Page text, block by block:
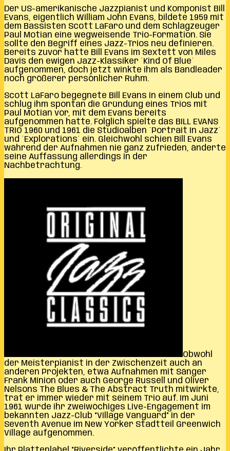
Der US-amerikanische Jazzpianist und Komponist Bill
Evans, eigentlich William John Evans, bildete 1959 mit
dem Bassisten Scott LaFaro und dem Schlagzeuger
Paul Motian eine wegweisende Trio-Formation. Sie
sollte den Begriff eines Jazz-Trios neu definieren.
Bereits zuvor hatte Bill Evans im Sextett von Miles
Davis den ewigen Jazz-Klassiker ´Kind Of Blue´
aufgenommen, doch jetzt winkte ihm als Bandleader
noch größerer persönlicher Ruhm.
Scott LaFaro begegnete Bill Evans in einem Club und
schlug ihm spontan die Gründung eines Trios mit
Paul Motian vor, mit dem Evans bereits
aufgenommen hatte. Folglich spielte das BILL EVANS
TRIO 1960 und 1961 die Studioalben ´Portrait In Jazz´
und ´Explorations´ ein. Gleichwohl schien Bill Evans
während der Aufnahmen nie ganz zufrieden, änderte
seine Auffassung allerdings in der
Nachbetrachtung.
Obwohl
der Meisterpianist in der Zwischenzeit auch an
anderen Projekten, etwa Aufnahmen mit Sänger
Frank Minion oder auch George Russell und Oliver
Nelsons The Blues & The Abstract Truth mitwirkte,
trat er immer wieder mit seinem Trio auf. Im Juni
1961 wurde ihr zweiwöchiges Live-Engagement im
bekannten Jazz-Club “Village Vanguard” in der
Seventh Avenue im New Yorker Stadtteil Greenwich
Village aufgenommen.